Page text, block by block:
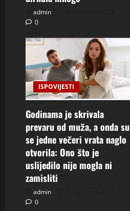
admin
0
ISPOVIJESTI
Godinama je skrivala
prevaru od muža, a onda su
se jedne večeri vrata naglo
otvorila: Ono što je
uslijedilo nije mogla ni
zamisliti
admin
0